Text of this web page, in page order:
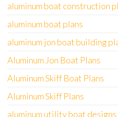
aluminum boat construction
aluminum boat plans
aluminum jon boat building
Aluminum Jon Boat Plans
Aluminum Skiff Boat Plans
Aluminum Skiff Plans
aluminum utility boat designs